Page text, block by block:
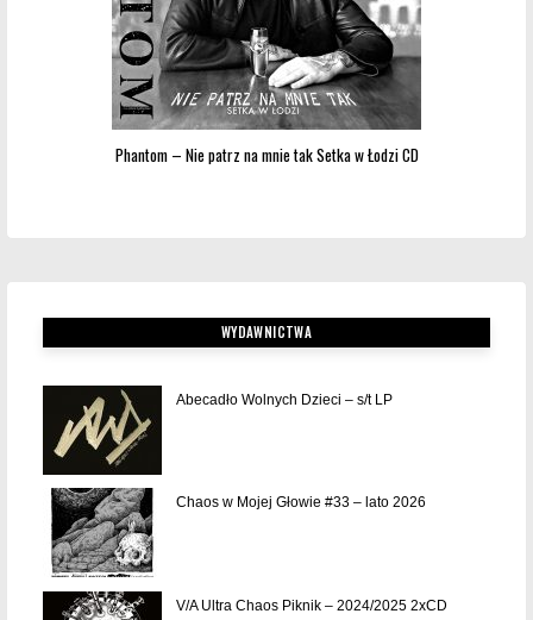
Phantom – Nie patrz na mnie tak Setka w Łodzi CD
WYDAWNICTWA
Abecadło Wolnych Dzieci – s/t LP
Chaos w Mojej Głowie #33 – lato 2026
V/A Ultra Chaos Piknik – 2024/2025 2xCD